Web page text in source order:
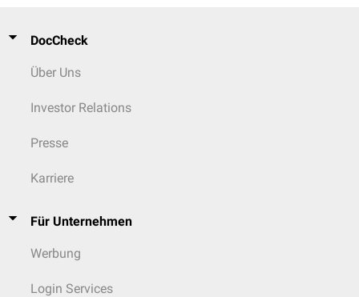
DocCheck
Über Uns
Investor Relations
Presse
Karriere
Für Unternehmen
Werbung
Login Services